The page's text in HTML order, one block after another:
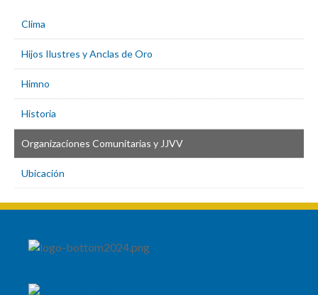
Clima
Hijos Ilustres y Anclas de Oro
Himno
Historia
Organizaciones Comunitarias y JJVV
Ubicación